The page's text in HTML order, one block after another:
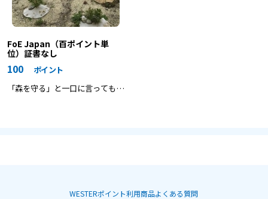
FoE Japan（百ポイント単
位）証書なし
100
ポイント
「森を守る」と一口に言っても、
WESTERポイント利用商品よくある質問